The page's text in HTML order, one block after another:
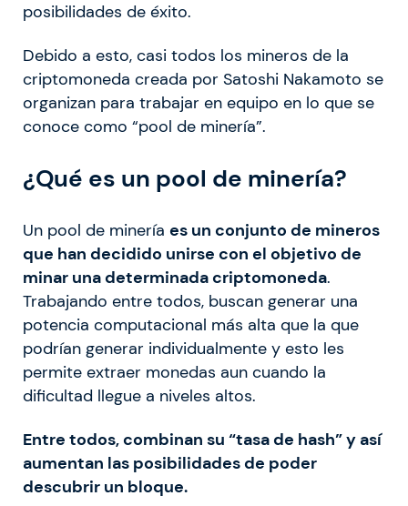
posibilidades de éxito.
Debido a esto, casi todos los mineros de la
criptomoneda creada por Satoshi Nakamoto se
organizan para trabajar en equipo en lo que se
conoce como “pool de minería”.
¿Qué es un pool de minería?
Un pool de minería es un conjunto de mineros
que han decidido unirse con el objetivo de
minar una determinada criptomoneda.
Trabajando entre todos, buscan generar una
potencia computacional más alta que la que
podrían generar individualmente y esto les
permite extraer monedas aun cuando la
dificultad llegue a niveles altos.
Entre todos, combinan su “tasa de hash” y así
aumentan las posibilidades de poder
descubrir un bloque.